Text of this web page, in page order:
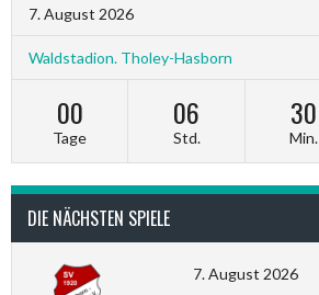
7. August 2026
Waldstadion. Tholey-Hasborn
00
Tage
06
Std.
30
Min.
DIE NÄCHSTEN SPIELE
7. August 2026